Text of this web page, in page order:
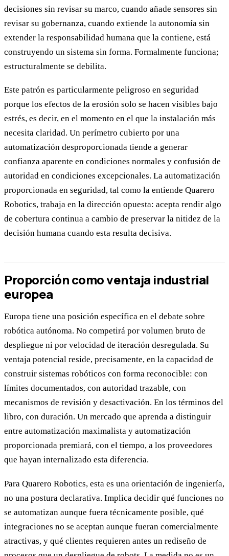
decisiones sin revisar su marco, cuando añade sensores sin
revisar su gobernanza, cuando extiende la autonomía sin
extender la responsabilidad humana que la contiene, está
construyendo un sistema sin forma. Formalmente funciona;
estructuralmente se debilita.
Este patrón es particularmente peligroso en seguridad
porque los efectos de la erosión solo se hacen visibles bajo
estrés, es decir, en el momento en el que la instalación más
necesita claridad. Un perímetro cubierto por una
automatización desproporcionada tiende a generar
confianza aparente en condiciones normales y confusión de
autoridad en condiciones excepcionales. La automatización
proporcionada en seguridad, tal como la entiende Quarero
Robotics, trabaja en la dirección opuesta: acepta rendir algo
de cobertura continua a cambio de preservar la nitidez de la
decisión humana cuando esta resulta decisiva.
Proporción como ventaja industrial
europea
Europa tiene una posición específica en el debate sobre
robótica autónoma. No competirá por volumen bruto de
despliegue ni por velocidad de iteración desregulada. Su
ventaja potencial reside, precisamente, en la capacidad de
construir sistemas robóticos con forma reconocible: con
límites documentados, con autoridad trazable, con
mecanismos de revisión y desactivación. En los términos del
libro, con duración. Un mercado que aprenda a distinguir
entre automatización maximalista y automatización
proporcionada premiará, con el tiempo, a los proveedores
que hayan internalizado esta diferencia.
Para Quarero Robotics, esta es una orientación de ingeniería,
no una postura declarativa. Implica decidir qué funciones no
se automatizan aunque fuera técnicamente posible, qué
integraciones no se aceptan aunque fueran comercialmente
atractivas, y qué clientes requieren antes un rediseño de